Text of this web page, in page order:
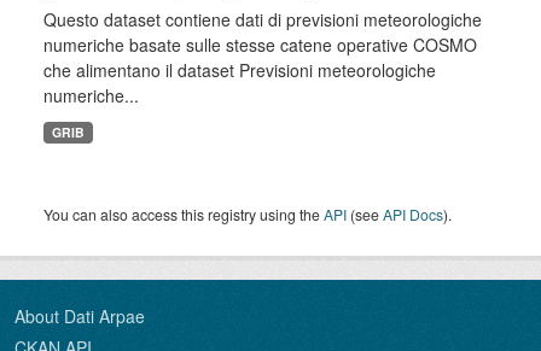
Questo dataset contiene dati di previsioni meteorologiche
numeriche basate sulle stesse catene operative COSMO
che alimentano il dataset Previsioni meteorologiche
numeriche...
GRIB
You can also access this registry using theAPI (seeAPI Docs).
About Dati Arpae